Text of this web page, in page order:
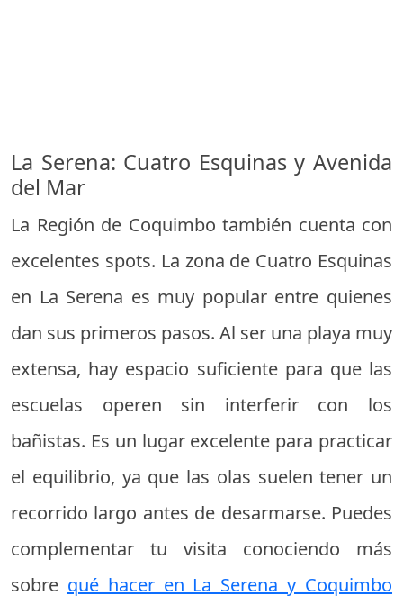
La Serena: Cuatro Esquinas y Avenida
del Mar
La Región de Coquimbo también cuenta con
excelentes spots. La zona de Cuatro Esquinas
en La Serena es muy popular entre quienes
dan sus primeros pasos. Al ser una playa muy
extensa, hay espacio suficiente para que las
escuelas operen sin interferir con los
bañistas. Es un lugar excelente para practicar
el equilibrio, ya que las olas suelen tener un
recorrido largo antes de desarmarse. Puedes
complementar tu visita conociendo más
sobre qué hacer en La Serena y Coquimbo